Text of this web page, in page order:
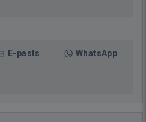
E-pasts WhatsApp